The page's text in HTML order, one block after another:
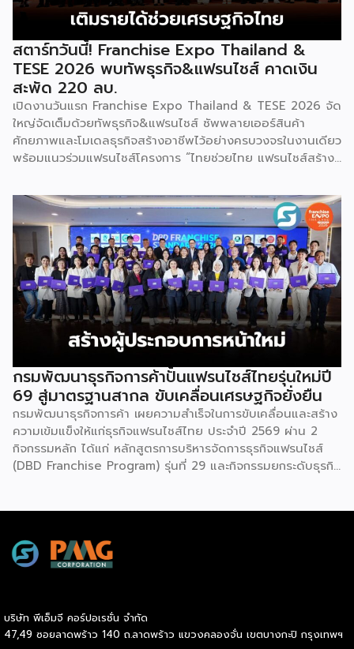
สตาร์ทวันนี้! Franchise Expo Thailand &
TESE 2026 พบทัพธุรกิจ&แฟรนไชส์ คาดเงิน
สะพัด 220 ลบ.
เปิดงานวันแรก Franchise Expo Thailand & TESE 2026 จัด
ใหญ่จัดเต็มด้วยทัพธุรกิจ&แฟรนไชส์ ซัพพลายเออร์สินค้า
ศักยภาพและโมเดลธุรกิจสร้างอาชีพไว้อย่างครบวงจรในงานเดียว
พร้อมแนวร่วมแฟรนไชส์โครงการ “ไทยช่วยไทย แฟรนไชส์สร้าง
รวมกว่า 250 บูธ บนพื้นที่ 15,000 ตารางเมตร หวังเป็นทาง
เลือกสร้างรายได้เพิ่มและพยุงเศรษฐกิจไทยให้ฟื้นตัว เสิร์ฟครบ
จบในงานด้วยสินเชื่อ และทำเลทองทั่วประเทศ พร้อมเสวนาให้
ความรู้โดยผู้ทรงคุณวุฒิคับคั่ง และกิจกรรมเจรจาจับคู่ธุรกิจทั้งใน
และต่างประเทศ งานจัดต่อเนื่องระหว่างวันที่ 6-9 สิงหาคมนี้ ที่
ฮอลล์ 6-8 อิมแพ็คเมืองทองธานี คาดเม็ดเงินสะพัดในงานราว
220 ล้านบาท นายพูนพงษ์ นัยนาภากรณ์ อธิบดีกรมพัฒนา
ธุรกิจการค้า กระทรวงพาณิชย์ กล่าวว่า งาน ” Franchise Expo
Thailand & Thailand E-Commerce Selection Expo
(TESE 2026) เป็นเวทีแสดงธุรกิจแฟรนไชส์และโซลูชั่นส์แบบครบ
วงจร […]
กรมพัฒนาธุรกิจการค้าปั้นแฟรนไชส์ไทยรุ่นใหม่ปี
69 สู่มาตรฐานสากล ขับเคลื่อนเศรษฐกิจยั่งยืน
กรมพัฒนาธุรกิจการค้า เผยความสำเร็จในการขับเคลื่อนและสร้าง
ความเข้มแข็งให้แก่ธุรกิจแฟรนไชส์ไทย ประจำปี 2569 ผ่าน 2
กิจกรรมหลัก ได้แก่ หลักสูตรการบริหารจัดการธุรกิจแฟรนไชส์
(DBD Franchise Program) รุ่นที่ 29 และกิจกรรมยกระดับธุรกิจ
กรมพัฒนาธุรกิจการค้า กระทรวงพาณิชย์ เปิดเผยภายหลังเป็น
ประธานมอบประกาศนียบัตรแก่ผู้ประกอบการแฟรนไชส์ใน 2
กิจกรรมแรกเป็นการอบรมหลักสูตรการบริหารจัดการธุรกิจแฟรน
ไชส์ (DBD Franchise Program: DBD-FP) รุ่นที่ 29 ซึ่งเป็น
บริษัท พีเอ็มจี คอร์ปอเรชั่น จำกัด
47,49 ซอยลาดพร้าว 140 ถ.ลาดพร้าว แขวงคลองจั่น เขตบางกะปิ กรุงเทพฯ